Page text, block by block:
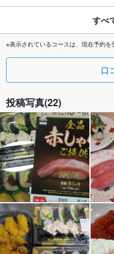
すべ
※表示されているコースは、現在予約を
口
投稿写真(22)